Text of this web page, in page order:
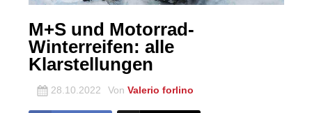
M+S und Motorrad-
Winterreifen: alle
Klarstellungen
28.10.2022 Von Valerio forlino